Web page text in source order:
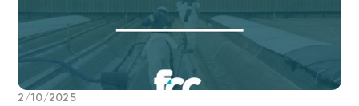
2/10/2025